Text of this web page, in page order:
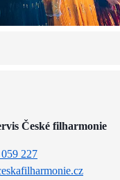
České filharmonie
227